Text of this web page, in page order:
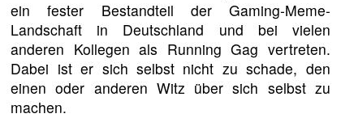
ein fester Bestandteil der Gaming-Meme-
Landschaft in Deutschland und bei vielen
anderen Kollegen als Running Gag vertreten.
Dabei ist er sich selbst nicht zu schade, den
einen oder anderen Witz über sich selbst zu
machen.